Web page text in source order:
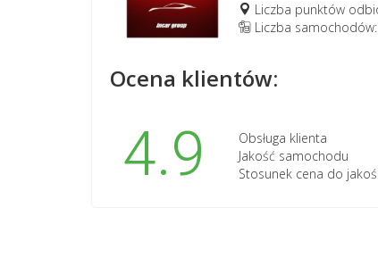
Liczba punktów
Liczba
Ocena klientów:
4.9
Obsługa klienta
Jakość samochodu
Stosunek cena do